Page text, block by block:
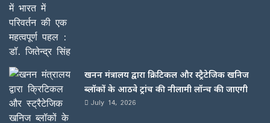
खनन मंत्रालय द्वारा क्रिटिकल और स्ट्रैटेजिक खनिज
ब्लॉकों के आठवे ट्रांच की नीलामी लॉन्च की जाएगी
July 14, 2026